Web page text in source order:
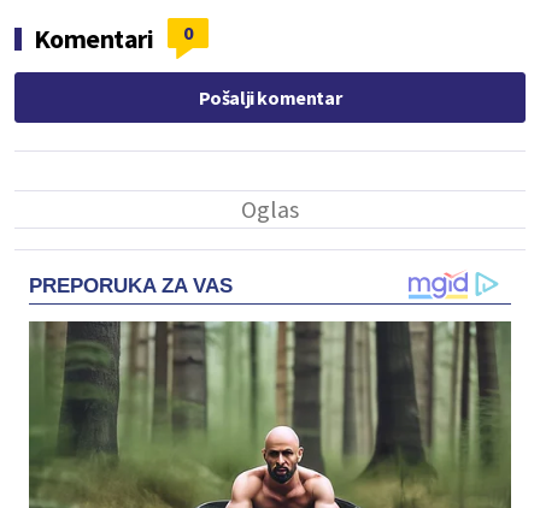
Komentari 0
Pošalji komentar
PREPORUKA ZA VAS